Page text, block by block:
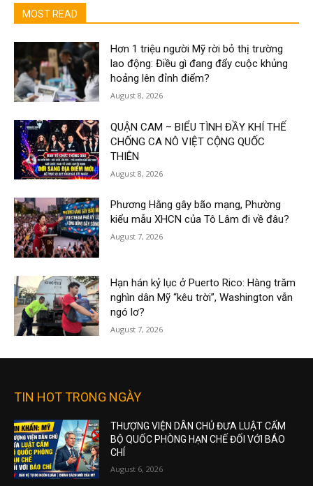
MOST READ
Hơn 1 triệu người Mỹ rời bỏ thị trường
lao động: Điều gì đang đẩy cuộc khủng
hoảng lên đỉnh điểm?
August 8, 2026
QUẬN CAM – BIỂU TÌNH ĐẦY KHÍ THẾ
CHỐNG CA NÔ VIỆT CỘNG QUỐC
THIÊN
August 8, 2026
Phương Hằng gây bão mạng, Phường
kiểu mẫu XHCN của Tô Lâm đi về đâu?
August 7, 2026
Hạn hán kỷ lục ở Puerto Rico: Hàng trăm
nghìn dân Mỹ “kêu trời”, Washington vẫn
ngó lơ?
August 7, 2026
TIN HOT TRONG NGÀY
THƯỢNG VIỆN DÂN CHỦ ĐƯA LUẬT CẤM
BỘ QUỐC PHÒNG HẠN CHẾ ĐỐI VỚI BÁO
CHÍ
August 6, 2026